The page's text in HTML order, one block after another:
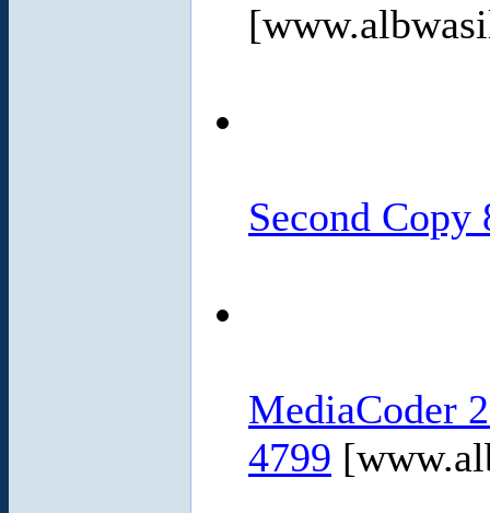
Second
MediaCoder
4799